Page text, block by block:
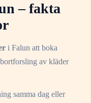
– fakta
i Falun att boka
av kläder
samma dag eller